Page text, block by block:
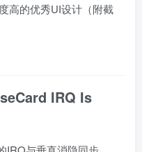
高的优秀UI设计（附截
IRQ Is